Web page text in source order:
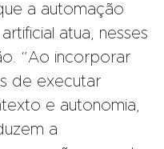
a automação
atua, nesses
“Ao incorporar
de executar
e autonomia,
a